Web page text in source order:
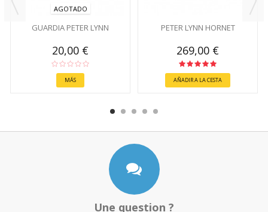
AGOTADO
GUARDIA PETER LYNN
20,00 €
MÁS
PETER LYNN HORNET
269,00 €
AÑADIR A LA CESTA
Une question ?